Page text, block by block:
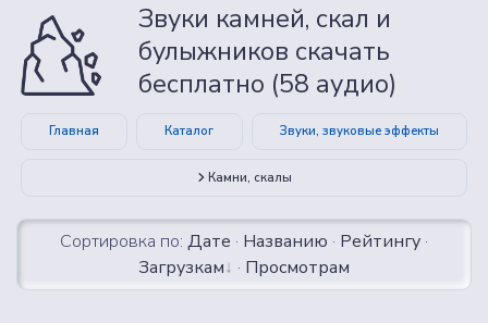
Звуки камней, скал и
булыжников скачать
бесплатно (58 аудио)
Главная Каталог Звуки, звуковые эффекты
Камни, скалы
Сортировка по: Дате · Названию · Рейтингу ·
Загрузкам
· Просмотрам